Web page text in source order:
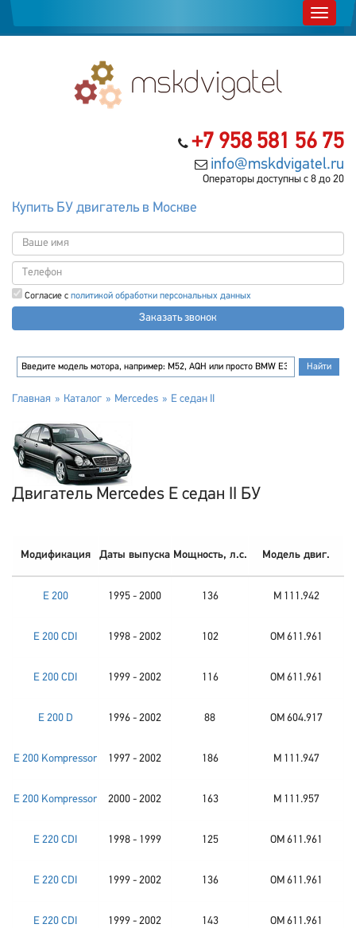
+7 958 581 56 75
info@mskdvigatel.ru
Операторы доступны с 8 до 20
Купить БУ двигатель в Москве
Согласие с политикой обработки персональных данных
Заказать звонок
Главная Каталог Mercedes E седан II
Двигатель Mercedes E седан II БУ
Модификация Даты выпуска Мощность, л.с. Модель двиг.
E 200 1995 - 2000 136 M 111.942
E 200 CDI 1998 - 2002 102 OM 611.961
E 200 CDI 1999 - 2002 116 OM 611.961
E 200 D 1996 - 2002 88 OM 604.917
E 200 Kompressor 1997 - 2002 186 M 111.947
E 200 Kompressor 2000 - 2002 163 M 111.957
E 220 CDI 1998 - 1999 125 OM 611.961
E 220 CDI 1999 - 2002 136 OM 611.961
E 220 CDI 1999 - 2002 143 OM 611.961